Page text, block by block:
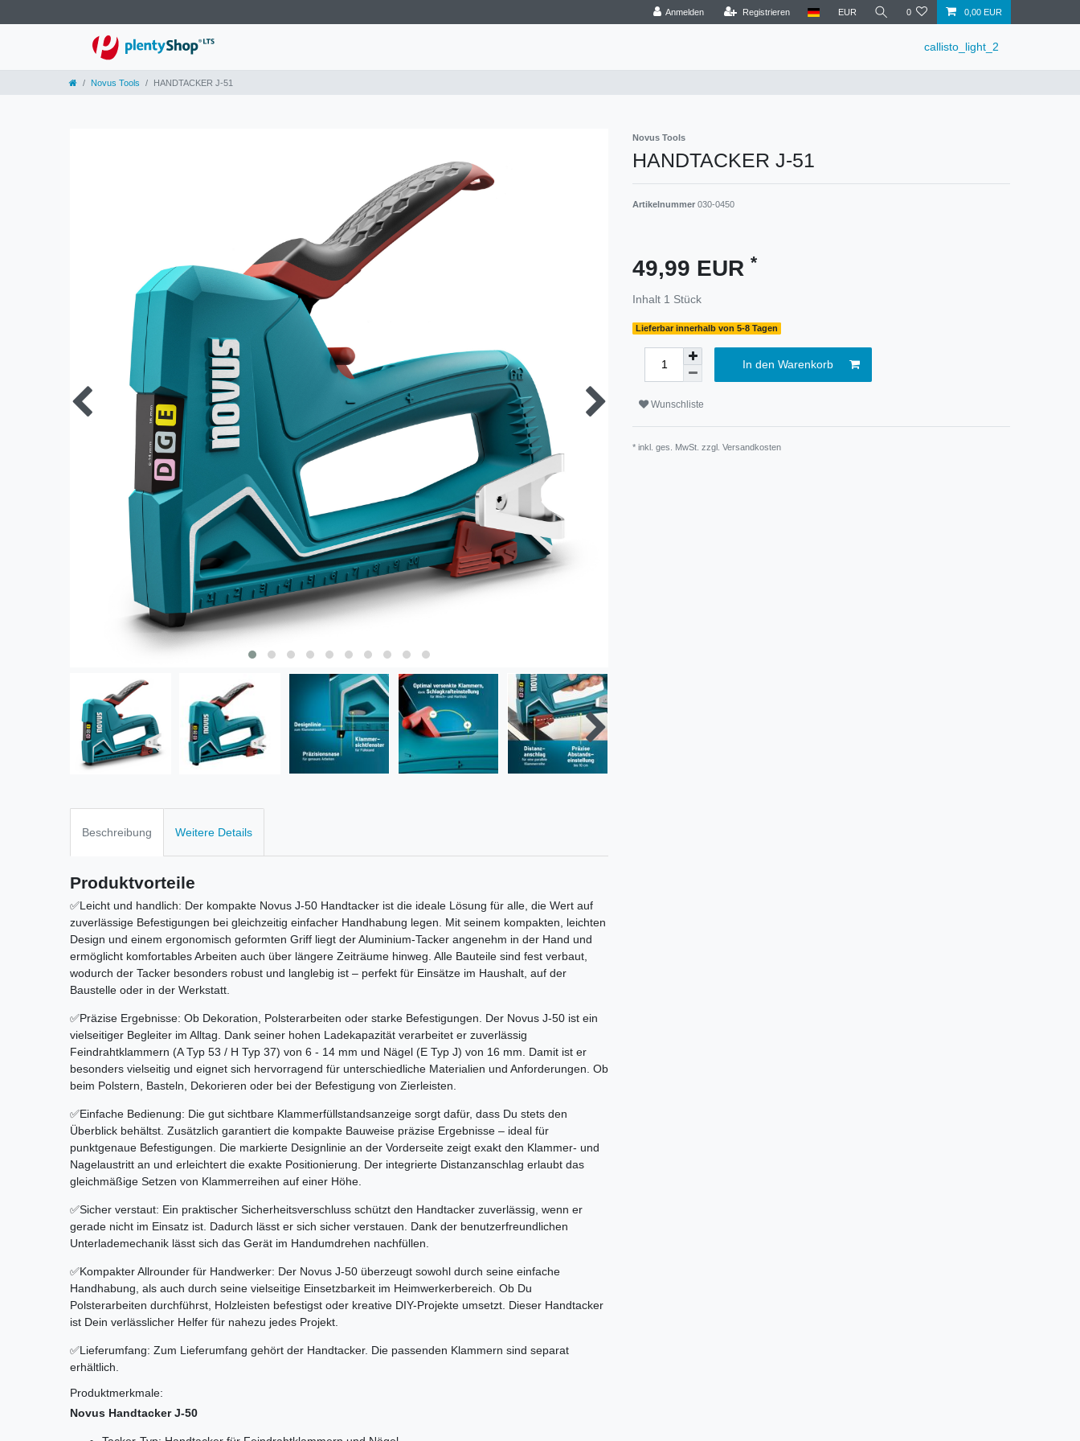
Anmelden Registrieren EUR 0 0,00 EUR
callisto_light_2
Novus Tools HANDTACKER J-51
Novus Tools
HANDTACKER J-51
Artikelnummer 030-0450
49,99 EUR *
Inhalt 1 Stück
Lieferbar innerhalb von 5-8 Tagen
In den Warenkorb
Wunschliste
* inkl. ges. MwSt. zzgl. Versandkosten
Beschreibung Weitere Details
Produktvorteile
✅Leicht und handlich: Der kompakte Novus J-50 Handtacker ist die ideale Lösung für alle, die Wert auf
zuverlässige Befestigungen bei gleichzeitig einfacher Handhabung legen. Mit seinem kompakten, leichten
Design und einem ergonomisch geformten Griff liegt der Aluminium-Tacker angenehm in der Hand und
ermöglicht komfortables Arbeiten auch über längere Zeiträume hinweg. Alle Bauteile sind fest verbaut,
wodurch der Tacker besonders robust und langlebig ist – perfekt für Einsätze im Haushalt, auf der
Baustelle oder in der Werkstatt.
✅Präzise Ergebnisse: Ob Dekoration, Polsterarbeiten oder starke Befestigungen. Der Novus J-50 ist ein
vielseitiger Begleiter im Alltag. Dank seiner hohen Ladekapazität verarbeitet er zuverlässig
Feindrahtklammern (A Typ 53 / H Typ 37) von 6 - 14 mm und Nägel (E Typ J) von 16 mm. Damit ist er
besonders vielseitig und eignet sich hervorragend für unterschiedliche Materialien und Anforderungen. Ob
beim Polstern, Basteln, Dekorieren oder bei der Befestigung von Zierleisten.
✅Einfache Bedienung: Die gut sichtbare Klammerfüllstandsanzeige sorgt dafür, dass Du stets den
Überblick behältst. Zusätzlich garantiert die kompakte Bauweise präzise Ergebnisse – ideal für
punktgenaue Befestigungen. Die markierte Designlinie an der Vorderseite zeigt exakt den Klammer- und
Nagelaustritt an und erleichtert die exakte Positionierung. Der integrierte Distanzanschlag erlaubt das
gleichmäßige Setzen von Klammerreihen auf einer Höhe.
✅Sicher verstaut: Ein praktischer Sicherheitsverschluss schützt den Handtacker zuverlässig, wenn er
gerade nicht im Einsatz ist. Dadurch lässt er sich sicher verstauen. Dank der benutzerfreundlichen
Unterlademechanik lässt sich das Gerät im Handumdrehen nachfüllen.
✅Kompakter Allrounder für Handwerker: Der Novus J-50 überzeugt sowohl durch seine einfache
Handhabung, als auch durch seine vielseitige Einsetzbarkeit im Heimwerkerbereich. Ob Du
Polsterarbeiten durchführst, Holzleisten befestigst oder kreative DIY-Projekte umsetzt. Dieser Handtacker
ist Dein verlässlicher Helfer für nahezu jedes Projekt.
✅Lieferumfang: Zum Lieferumfang gehört der Handtacker. Die passenden Klammern sind separat
erhältlich.
Produktmerkmale:
Novus Handtacker J-50